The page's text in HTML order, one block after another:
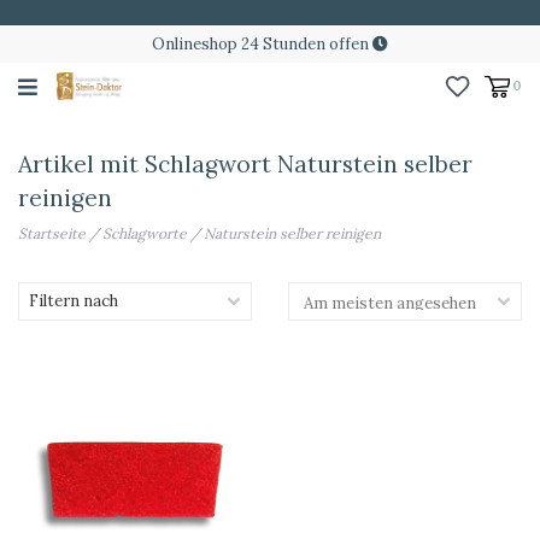
Onlineshop 24 Stunden offen
0
Artikel mit Schlagwort Naturstein selber
reinigen
Startseite /Schlagworte /Naturstein selber reinigen
Filtern nach